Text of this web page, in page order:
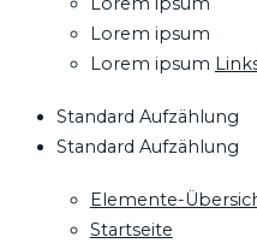
Lorem ipsum
Lorem ipsum
Standard Aufzählung
Standard Aufzählung
Elemente-
Startseite